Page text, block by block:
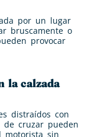
por un lugar
bruscamente o
provocar
la calzada
distraídos con
cruzar pueden
motorista sin